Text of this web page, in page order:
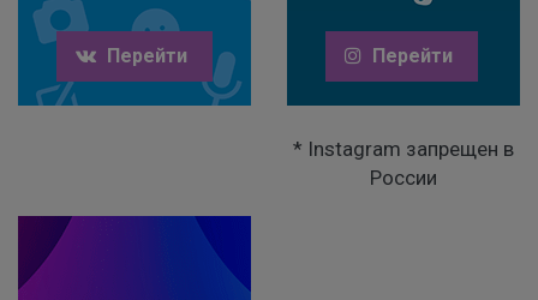
Перейти Перейти
* Instagram запрещен в
России